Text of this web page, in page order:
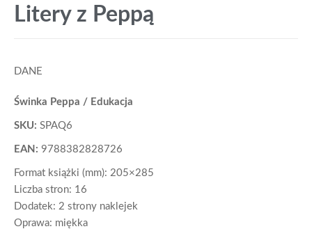
Litery z Peppą
DANE
Świnka Peppa / Edukacja
SKU: SPAQ6
EAN: 9788382828726
Format książki (mm): 205×285
Liczba stron: 16
Dodatek: 2 strony naklejek
Oprawa: miękka